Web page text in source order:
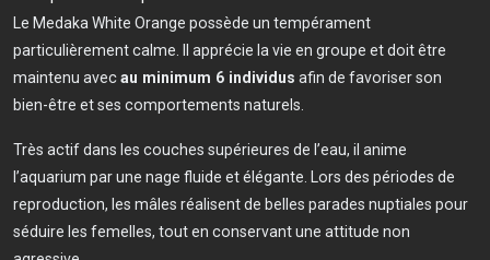
Le Medaka White Orange possède un tempérament
particulièrement calme. Il apprécie la vie en groupe et doit être
maintenu avecau minimum 6 individus afin de favoriser son
bien-être et ses comportements naturels.
Très actif dans les couches supérieures de l’eau, il anime
l’aquarium par une nage fluide et élégante. Lors des périodes de
reproduction, les mâles réalisent de belles parades nuptiales pour
séduire les femelles, tout en conservant une attitude non